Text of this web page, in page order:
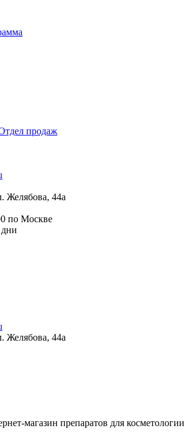
продаж
Желябова, 44а
по Москве
Желябова, 44а
магазин препаратов для косметологии